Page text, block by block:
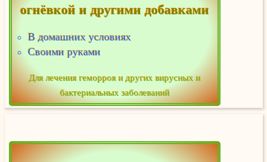
огнёвкой и другими добавками
В домашних условиях
Своими руками
Для лечения геморроя и других вирусных и
бактериальных заболеваний